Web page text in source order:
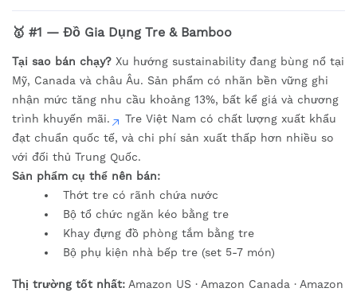
🥇 #1 — Đồ Gia Dụng Tre & Bamboo
Tại sao bán chạy? Xu hướng sustainability đang bùng nổ tại
Mỹ, Canada và châu Âu. Sản phẩm có nhãn bền vững ghi
nhận mức tăng nhu cầu khoảng 13%, bất kể giá và chương
trình khuyến mãi.
Tre Việt Nam có chất lượng xuất khẩu
đạt chuẩn quốc tế, và chi phí sản xuất thấp hơn nhiều so
với đối thủ Trung Quốc.
Sản phẩm cụ thể nên bán:
Thớt tre có rãnh chứa nước
Bộ tổ chức ngăn kéo bằng tre
Khay đựng đồ phòng tắm bằng tre
Bộ phụ kiện nhà bếp tre (set 5-7 món)
Thị trường tốt nhất: Amazon US · Amazon Canada · Amazon